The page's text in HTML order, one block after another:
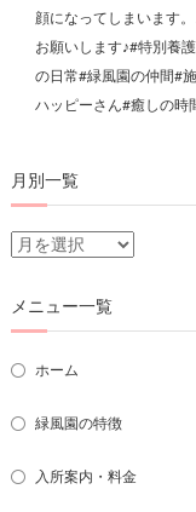
顔になってしまいます
お願いします♪#特別養
の日常#緑風園の仲間#
ハッピーさん#癒しの時
月別一覧
月
覧
メニュー一覧
ホーム
緑風園の特徴
入所案内・料金